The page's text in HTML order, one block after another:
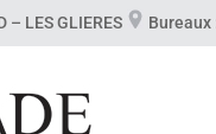
– LES GLIERES Bureaux